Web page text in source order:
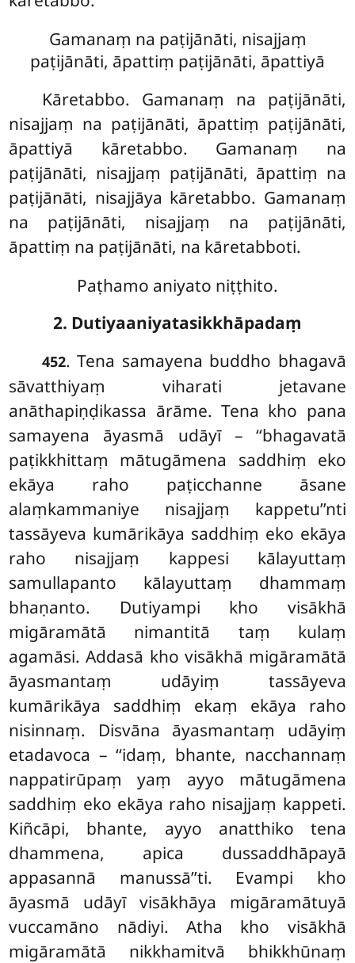
Gamanaṃ na paṭijānāti, nisajjaṃ
paṭijānāti, āpattiṃ paṭijānāti, āpattiyā
Kāretabbo. Gamanaṃ na paṭijānāti,
nisajjaṃ na paṭijānāti, āpattiṃ paṭijānāti,
āpattiyā kāretabbo. Gamanaṃ na
paṭijānāti, nisajjaṃ paṭijānāti, āpattiṃ na
paṭijānāti, nisajjāya kāretabbo. Gamanaṃ
na paṭijānāti, nisajjaṃ na paṭijānāti,
āpattiṃ na paṭijānāti, na kāretabboti.
Paṭhamo aniyato niṭṭhito.
2. Dutiyaaniyatasikkhāpadaṃ
452. Tena samayena buddho bhagavā
sāvatthiyaṃ viharati jetavane
anāthapiṇḍikassa ārāme. Tena kho pana
samayena āyasmā udāyī – ‘‘bhagavatā
paṭikkhittaṃ mātugāmena saddhiṃ eko
ekāya raho paṭicchanne āsane
alaṃkammaniye nisajjaṃ kappetu’’nti
tassāyeva kumārikāya saddhiṃ eko ekāya
raho nisajjaṃ kappesi kālayuttaṃ
samullapanto kālayuttaṃ dhammaṃ
bhaṇanto. Dutiyampi kho visākhā
migāramātā nimantitā taṃ kulaṃ
agamāsi. Addasā kho visākhā migāramātā
āyasmantaṃ udāyiṃ tassāyeva
kumārikāya saddhiṃ ekaṃ ekāya raho
nisinnaṃ. Disvāna āyasmantaṃ udāyiṃ
etadavoca – ‘‘idaṃ, bhante, nacchannaṃ
nappatirūpaṃ yaṃ ayyo mātugāmena
saddhiṃ eko ekāya raho nisajjaṃ kappeti.
Kiñcāpi, bhante, ayyo anatthiko tena
dhammena, apica dussaddhāpayā
appasannā manussā’’ti. Evampi kho
āyasmā udāyī visākhāya migāramātuyā
vuccamāno nādiyi. Atha kho visākhā
migāramātā nikkhamitvā bhikkhūnaṃ